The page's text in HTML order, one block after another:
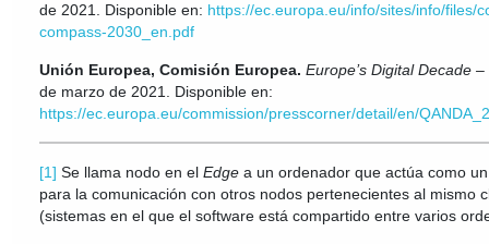
de 2021. Disponible en: https://ec.europa.eu/info/sites/info/files/
compass-2030_en.pdf
Unión Europea, Comisión Europea. Europe’s Digital Decade
de marzo de 2021. Disponible en:
https://ec.europa.eu/commission/presscorner/detail/en/
[1] Se llama nodo en el Edge a un ordenador que actúa como
para la comunicación con otros nodos pertenecientes al mismo
(sistemas en el que el software está compartido entre varios